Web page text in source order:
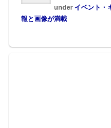
under イベント・
報と画像が満載